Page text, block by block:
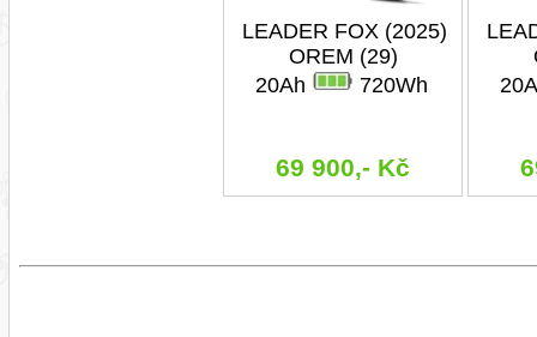
LEADER FOX (2025)
OREM (29)
20Ah
720Wh
69 900,- Kč